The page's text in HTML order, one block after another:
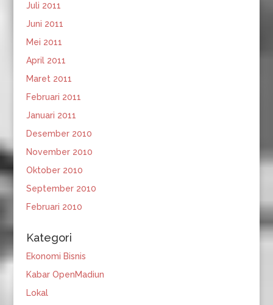
Juli 2011
Juni 2011
Mei 2011
April 2011
Maret 2011
Februari 2011
Januari 2011
Desember 2010
November 2010
Oktober 2010
September 2010
Februari 2010
Kategori
Ekonomi Bisnis
Kabar OpenMadiun
Lokal